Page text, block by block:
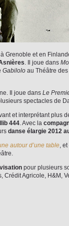
Grenoble et en
. Il joue dans
Gabilolo au Théâtre
Il joue dans Le
spectacles de
et interprétant plus
444. Avec la
danse élargie 2012
autour d’une table,
pour plusieurs
Crédit Agricole, H&M,